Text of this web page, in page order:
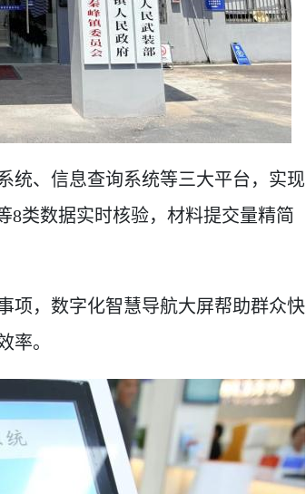
统、信息查询系统等三大平台，实现
8类数据实时核验，材料提交量精简
项，数字化智慧导航大屏帮助群众快
率。